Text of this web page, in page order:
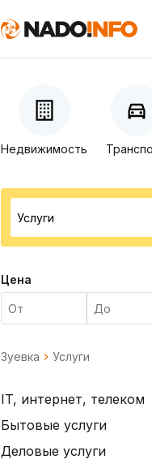
Недвижимость
Цена
Зуевка Услуги
IT, интернет, телеком
Бытовые услуги
Деловые услуги